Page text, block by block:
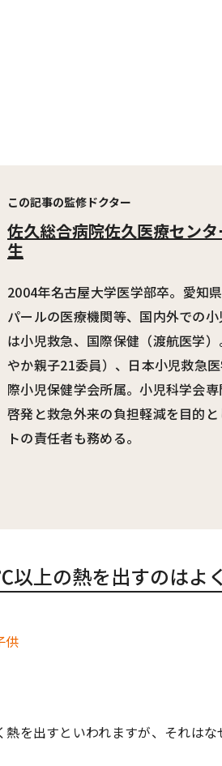
この記事の監修ドクター
佐久総合病院佐久医療セン
生
2004年名古屋大学医学部卒。愛知
パールの医療機関等、国内外での
は小児救急、国際保健（渡航医学
やか親子21委員）、日本小児救急
際小児保健学会所属。小児科学会
啓発と救急外来の負担軽減を目的と
トの責任者も務める。
上の熱を出すのはよ
を出すといわれますが、それはな